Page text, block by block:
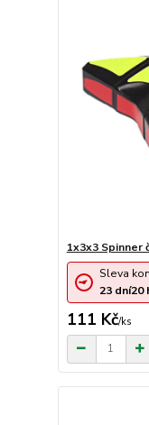
1x3x3 Spinner
111 Kč/ks
Sleva
23 dní20